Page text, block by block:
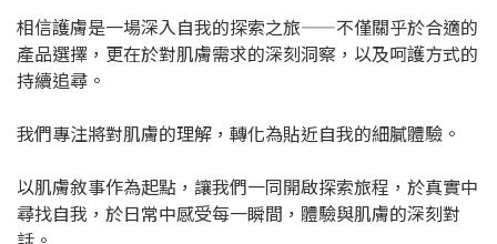
相信護膚是一場深入自我的探索之旅——不僅關乎於合適的
產品選擇，更在於對肌膚需求的深刻洞察，以及呵護方式的
持續追尋。
我們專注將對肌膚的理解，轉化為貼近自我的細膩體驗。
以肌膚敘事作為起點，讓我們一同開啟探索旅程，於真實中
尋找自我，於日常中感受每一瞬間，體驗與肌膚的深刻對